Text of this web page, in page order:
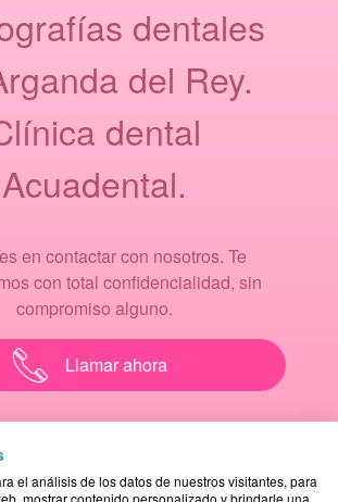
dentales
del Rey.
dental
Acuadental.
en contactar con nosotros. Te
con total confidencialidad, sin
compromiso alguno.
Llamar ahora
el análisis de los datos de nuestros visitantes, para
mostrar contenido personalizado y brindarle una